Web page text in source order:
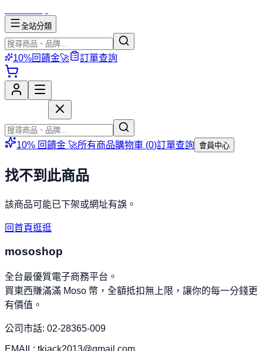
全站分類
10%回饋金🚀 訂單查詢
10% 回饋金 🚀所有商品購物車 (0)訂單查詢 會員中心
找不到此商品
該商品可能已下架或網址有誤。
回首頁逛逛
mososhop
全台最優質電子商務平台。
買東西賺滿滿 Moso 幣，全額抵扣無上限，讓你的每一分錢更
有價值。
公司市話: 02-28365-009